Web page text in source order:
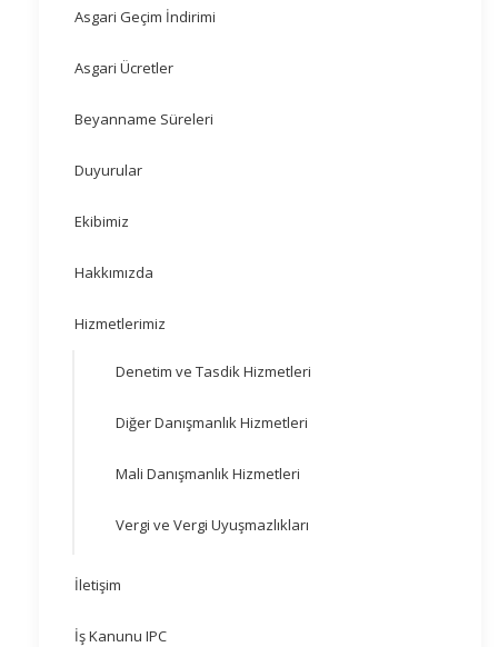
Asgari Geçim İndirimi
Asgari Ücretler
Beyanname Süreleri
Duyurular
Ekibimiz
Hakkımızda
Hizmetlerimiz
Denetim ve Tasdik Hizmetleri
Diğer Danışmanlık Hizmetleri
Mali Danışmanlık Hizmetleri
Vergi ve Vergi Uyuşmazlıkları
İletişim
İş Kanunu IPC